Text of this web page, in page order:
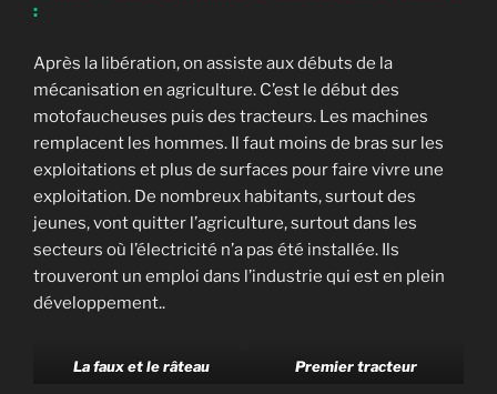
:
Après la libération, on assiste aux débuts de la
mécanisation en agriculture. C’est le début des
motofaucheuses puis des tracteurs. Les machines
remplacent les hommes. Il faut moins de bras sur les
exploitations et plus de surfaces pour faire vivre une
exploitation. De nombreux habitants, surtout des
jeunes, vont quitter l’agriculture, surtout dans les
secteurs où l’électricité n’a pas été installée. Ils
trouveront un emploi dans l’industrie qui est en plein
développement..
La faux et le râteau Premier tracteur